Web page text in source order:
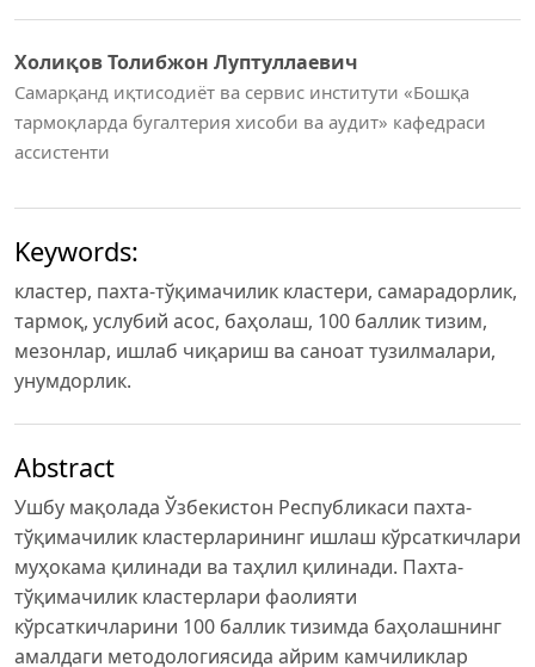
Холиқов Толибжон Луптуллаевич
Самарқанд иқтисодиёт ва сервис институти «Бошқа
тармоқларда бугалтерия хисоби ва аудит» кафедраси
ассистенти
Keywords:
кластер, пахта-тўқимачилик кластери, самарадорлик,
тармоқ, услубий асос, баҳолаш, 100 баллик тизим,
мезонлар, ишлаб чиқариш ва саноат тузилмалари,
унумдорлик.
Abstract
Ушбу мақолада Ўзбекистон Республикаси пахта-
тўқимачилик кластерларининг ишлаш кўрсаткичлари
муҳокама қилинади ва таҳлил қилинади. Пахта-
тўқимачилик кластерлари фаолияти
кўрсаткичларини 100 баллик тизимда баҳолашнинг
амалдаги методологиясида айрим камчиликлар